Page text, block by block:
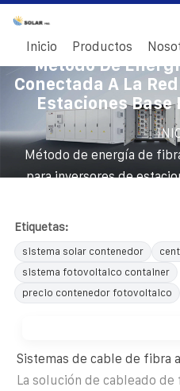
Inicio Productos
Método De
Conectada A La
Estaciones Base
Método de energía de
para inversores de
Etiquetas:
sistema solar contenedor
sistema fotovoltaico container
precio contenedor fotovoltaico
Sistemas de cable de fibra
La solución de cableado